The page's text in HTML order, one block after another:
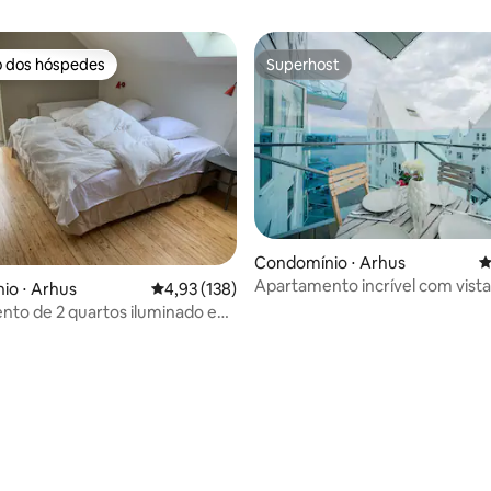
de 5, 272 avaliações
dos hóspedes
dos hóspedes
⋅ Arhus 4,93 de uma avaliação média de 5, 138
4,93 (138)
de 2 quartos iluminado em
Superhost
Superhost
Condomínio ⋅ Arhus
Apartamento incrível com